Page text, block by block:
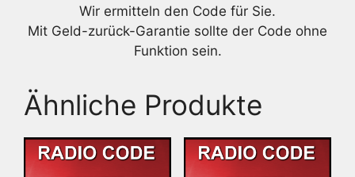
Wir ermitteln den Code für Sie.
Mit Geld-zurück-Garantie sollte der Code ohne
Funktion sein.
Ähnliche Produkte